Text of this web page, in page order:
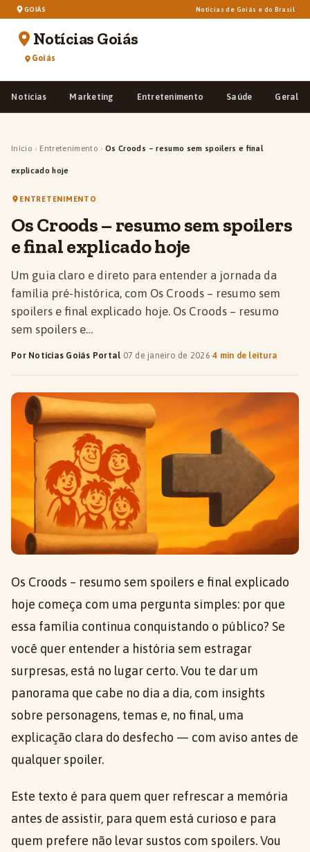
GOIÁS Notícias de Goiás e do Brasil
Notícias Goiás
Goiás
Notícias Marketing Entretenimento Saúde Geral
Início › Entretenimento › Os Croods – resumo sem spoilers e final
explicado hoje
ENTRETENIMENTO
Os Croods – resumo sem spoilers
e final explicado hoje
Um guia claro e direto para entender a jornada da
família pré-histórica, com Os Croods – resumo sem
spoilers e final explicado hoje. Os Croods – resumo
sem spoilers e…
Por Notícias Goiás Portal· 07 de janeiro de 2026·4 min de leitura
Os Croods – resumo sem spoilers e final explicado
hoje começa com uma pergunta simples: por que
essa família continua conquistando o público? Se
você quer entender a história sem estragar
surpresas, está no lugar certo. Vou te dar um
panorama que cabe no dia a dia, com insights
sobre personagens, temas e, no final, uma
explicação clara do desfecho — com aviso antes de
qualquer spoiler.
Este texto é para quem quer refrescar a memória
antes de assistir, para quem está curioso e para
quem prefere não levar sustos com spoilers. Vou